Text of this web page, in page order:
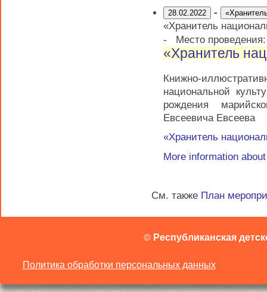
28.02.2022 -
«Хранитель
-
Место
«Хранитель
Книжно-
национальной
рождения
Евсеевича Евсеева
«Хранитель
More information
См. также План
© Республиканская
Политика обработки персональных данных